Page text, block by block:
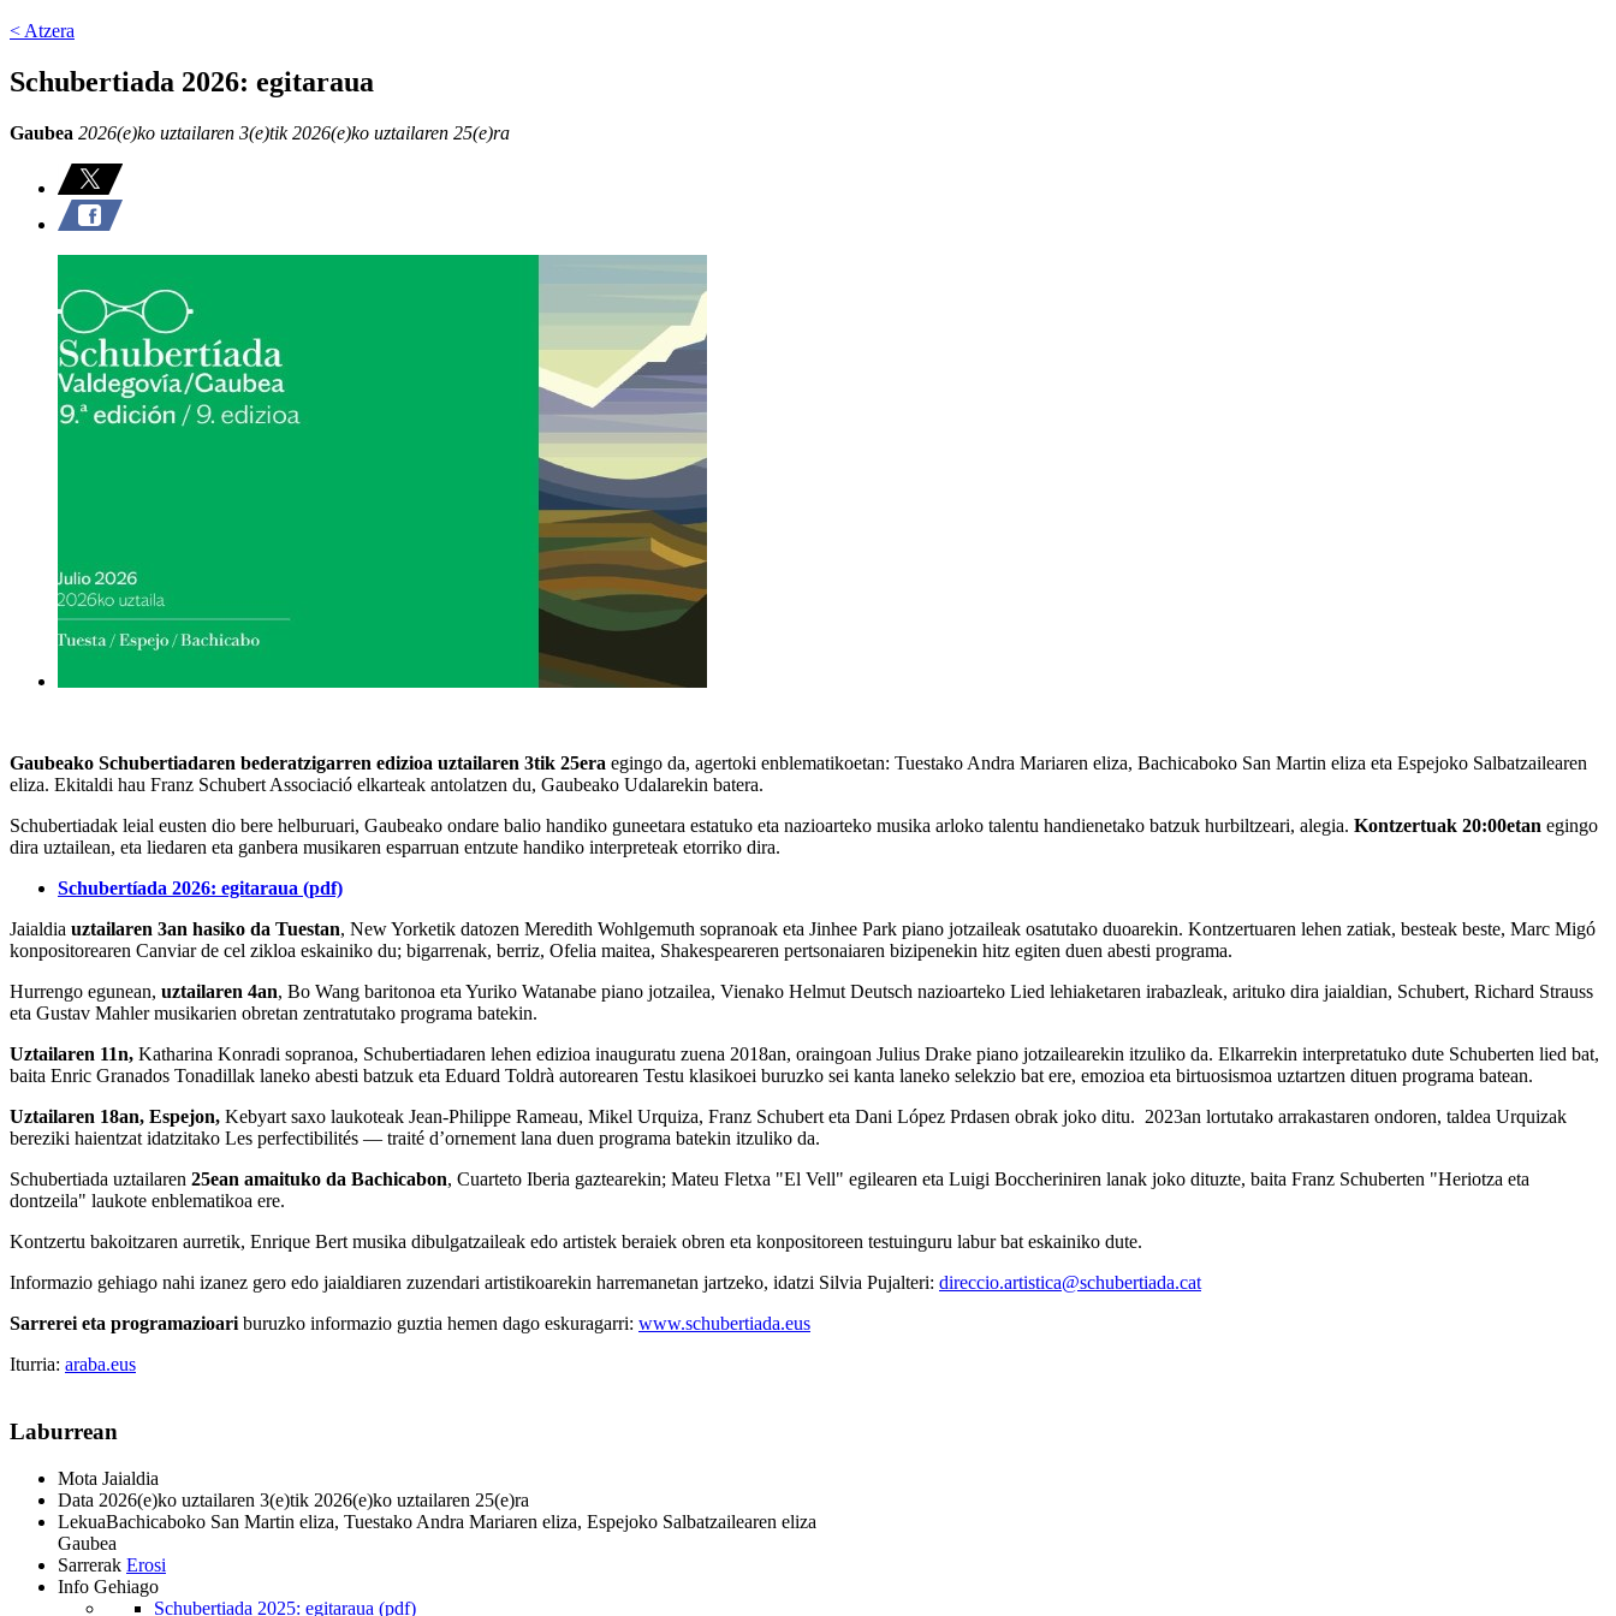
< Atzera
Schubertiada 2026: egitaraua
Gaubea 2026(e)ko uztailaren 3(e)tik 2026(e)ko uztailaren 25(e)ra
Gaubeako Schubertiadaren bederatzigarren edizioa uztailaren 3tik 25era egingo da, agertoki enblematikoetan: Tuestako Andra Mariaren eliza, Bachicaboko San Martin eliza eta Espejoko Salbatzailearen
eliza. Ekitaldi hau Franz Schubert Associació elkarteak antolatzen du, Gaubeako Udalarekin batera.
Schubertiadak leial eusten dio bere helburuari, Gaubeako ondare balio handiko guneetara estatuko eta nazioarteko musika arloko talentu handienetako batzuk hurbiltzeari, alegia. Kontzertuak 20:00etan egingo
dira uztailean, eta liedaren eta ganbera musikaren esparruan entzute handiko interpreteak etorriko dira.
Schubertíada 2026: egitaraua (pdf)
Jaialdia uztailaren 3an hasiko da Tuestan, New Yorketik datozen Meredith Wohlgemuth sopranoak eta Jinhee Park piano jotzaileak osatutako duoarekin. Kontzertuaren lehen zatiak, besteak beste, Marc Migó
konpositorearen Canviar de cel zikloa eskainiko du; bigarrenak, berriz, Ofelia maitea, Shakespeareren pertsonaiaren bizipenekin hitz egiten duen abesti programa.
Hurrengo egunean, uztailaren 4an, Bo Wang baritonoa eta Yuriko Watanabe piano jotzailea, Vienako Helmut Deutsch nazioarteko Lied lehiaketaren irabazleak, arituko dira jaialdian, Schubert, Richard Strauss
eta Gustav Mahler musikarien obretan zentratutako programa batekin.
Uztailaren 11n, Katharina Konradi sopranoa, Schubertiadaren lehen edizioa inauguratu zuena 2018an, oraingoan Julius Drake piano jotzailearekin itzuliko da. Elkarrekin interpretatuko dute Schuberten lied bat,
baita Enric Granados Tonadillak laneko abesti batzuk eta Eduard Toldrà autorearen Testu klasikoei buruzko sei kanta laneko selekzio bat ere, emozioa eta birtuosismoa uztartzen dituen programa batean.
Uztailaren 18an, Espejon, Kebyart saxo laukoteak Jean-Philippe Rameau, Mikel Urquiza, Franz Schubert eta Dani López Prdasen obrak joko ditu. 2023an lortutako arrakastaren ondoren, taldea Urquizak
bereziki haientzat idatzitako Les perfectibilités — traité d’ornement lana duen programa batekin itzuliko da.
Schubertiada uztailaren 25ean amaituko da Bachicabon, Cuarteto Iberia gaztearekin; Mateu Fletxa "El Vell" egilearen eta Luigi Boccheriniren lanak joko dituzte, baita Franz Schuberten "Heriotza eta
dontzeila" laukote enblematikoa ere.
Kontzertu bakoitzaren aurretik, Enrique Bert musika dibulgatzaileak edo artistek beraiek obren eta konpositoreen testuinguru labur bat eskainiko dute.
Informazio gehiago nahi izanez gero edo jaialdiaren zuzendari artistikoarekin harremanetan jartzeko, idatzi Silvia Pujalteri: direccio.artistica@schubertiada.cat
Sarrerei eta programazioari buruzko informazio guztia hemen dago eskuragarri: www.schubertiada.eus
Iturria: araba.eus
Laburrean
Mota Jaialdia
Data 2026(e)ko uztailaren 3(e)tik 2026(e)ko uztailaren 25(e)ra
LekuaBachicaboko San Martin eliza, Tuestako Andra Mariaren eliza, Espejoko Salbatzailearen eliza
Gaubea
Sarrerak Erosi
Info Gehiago
Schubertiada 2025: egitaraua (pdf)